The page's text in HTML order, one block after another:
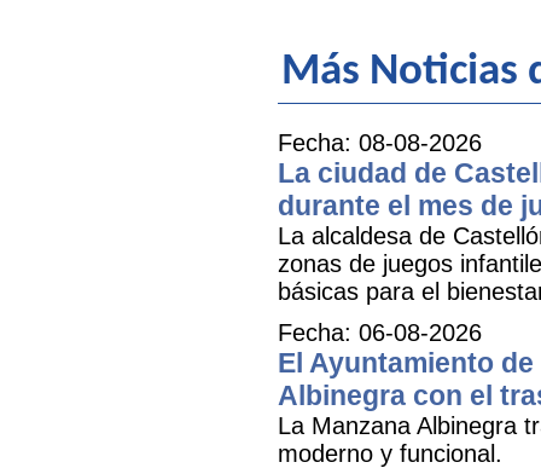
Más Noticias
Fecha: 08-08-2026
La ciudad de
durante el mes de
La alcaldesa de
zonas de juegos
básicas para el
Fecha: 06-08-2026
El Ayuntamiento
Albinegra con el
La Manzana Albinegra
moderno y funcional.